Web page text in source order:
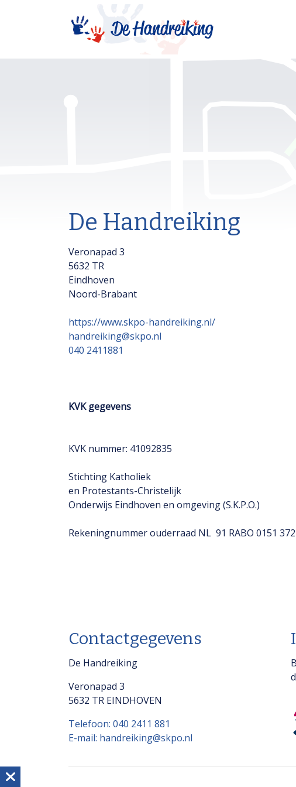
De Handreiking
Veronapad 3
5632 TR
Eindhoven
Noord-Brabant
https://www.skpo-handreiking.nl/
handreiking@skpo.nl
040 2411881
KVK gegevens
KVK nummer: 41092835
Stichting Katholiek
en Protestants-Christelijk
Onderwijs Eindhoven en omgeving (S.K.P.O.)
Rekeningnummer ouderraad NL 91 RABO 0151
Contactgegevens
De Handreiking
Veronapad 3
5632 TR EINDHOVEN
Telefoon: 040 2411 881
E-mail: handreiking@skpo.nl